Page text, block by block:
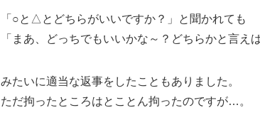
「○と△とどちらがいいですか？」と聞かれても
「まあ、どっちでもいいかな～？どちらかと言え
みたいに適当な返事をしたこともありました。
ただ拘ったところはとことん拘ったのですが…。